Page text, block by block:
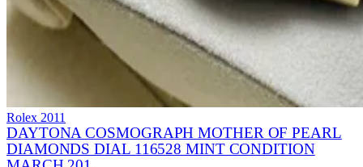
Rolex 2011
DAYTONA COSMOGRAPH MOTHER OF PEARL
DIAMONDS DIAL 116528 MINT CONDITION